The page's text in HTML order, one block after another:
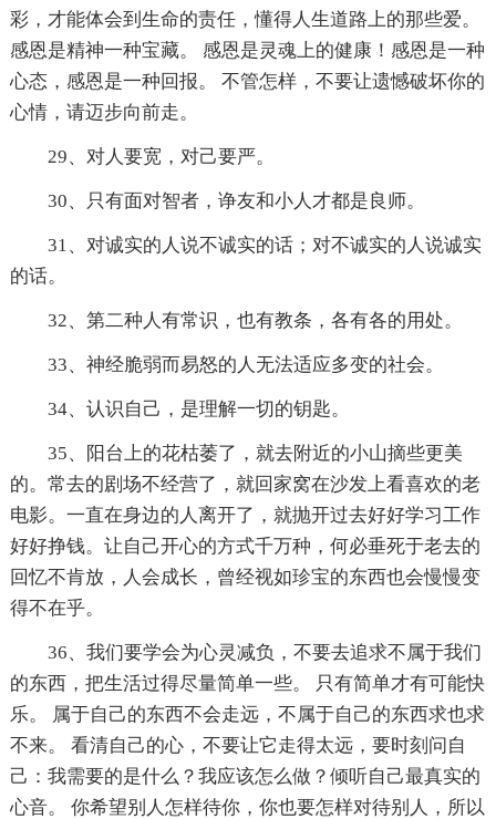
彩，才能体会到生命的责任，懂得人生道路上的那些爱。
感恩是精神一种宝藏。 感恩是灵魂上的健康！感恩是一种
心态，感恩是一种回报。 不管怎样，不要让遗憾破坏你的
心情，请迈步向前走。
29、对人要宽，对己要严。
30、只有面对智者，诤友和小人才都是良师。
31、对诚实的人说不诚实的话；对不诚实的人说诚实
的话。
32、第二种人有常识，也有教条，各有各的用处。
33、神经脆弱而易怒的人无法适应多变的社会。
34、认识自己，是理解一切的钥匙。
35、阳台上的花枯萎了，就去附近的小山摘些更美
的。常去的剧场不经营了，就回家窝在沙发上看喜欢的老
电影。一直在身边的人离开了，就抛开过去好好学习工作
好好挣钱。让自己开心的方式千万种，何必垂死于老去的
回忆不肯放，人会成长，曾经视如珍宝的东西也会慢慢变
得不在乎。
36、我们要学会为心灵减负，不要去追求不属于我们
的东西，把生活过得尽量简单一些。 只有简单才有可能快
乐。 属于自己的东西不会走远，不属于自己的东西求也求
不来。 看清自己的心，不要让它走得太远，要时刻问自
己：我需要的是什么？我应该怎么做？倾听自己最真实的
心音。 你希望别人怎样待你，你也要怎样对待别人，所以